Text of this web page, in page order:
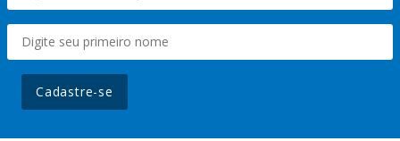
Cadastre-se